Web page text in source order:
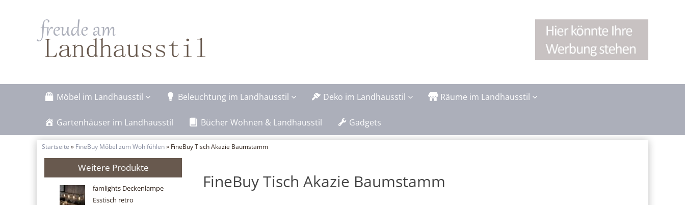
Möbel im Landhausstil Beleuchtung im Landhausstil Deko im Landhausstil Räume im Landhausstil
Gartenhäuser im Landhausstil Bücher Wohnen & Landhausstil Gadgets
Startseite » FineBuy Möbel zum Wohlfühlen» FineBuy Tisch Akazie Baumstamm
Weitere Produkte
famlights Deckenlampe
Esstisch retro
FineBuy Tisch Akazie Baumstamm